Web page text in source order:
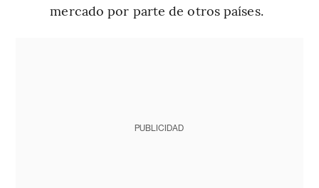
mercado por parte de otros países.
PUBLICIDAD